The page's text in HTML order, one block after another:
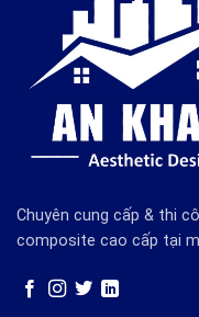
Chuyên cung cấp & thi
composite cao cấp tại